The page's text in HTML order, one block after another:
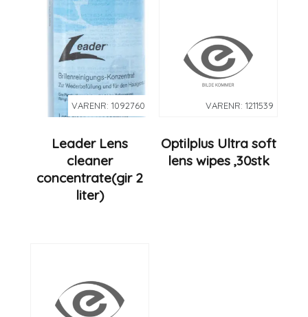
VARENR: 1092760
Leader Lens
cleaner
concentrate(gir 2
liter)
VARENR: 1211539
Optilplus Ultra soft
lens wipes ,30stk